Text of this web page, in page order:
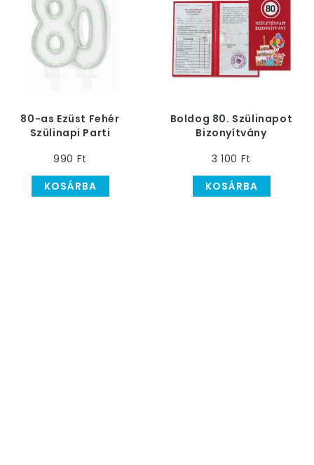
80-as Ezüst Fehér
Szülinapi Parti
990 Ft
KOSÁRBA
Boldog 80. Szülinapot
Bizonyítvány
3 100 Ft
KOSÁRBA